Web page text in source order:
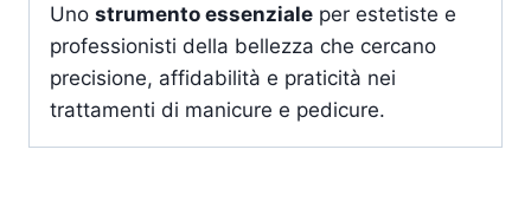
Uno strumento essenziale per estetiste e
professionisti della bellezza che cercano
precisione, affidabilità e praticità nei
trattamenti di manicure e pedicure.